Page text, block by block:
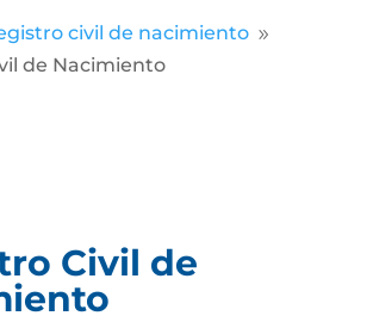
civil de nacimiento 9
de Nacimiento
Civil de